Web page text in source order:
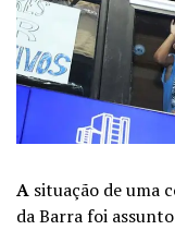
A situação de uma
da Barra foi